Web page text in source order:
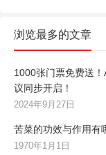
浏览最多的文章
1000张门票免费送
议同步开启！
2024年9月27日
苦菜的功效与作用有
1970年1月1日